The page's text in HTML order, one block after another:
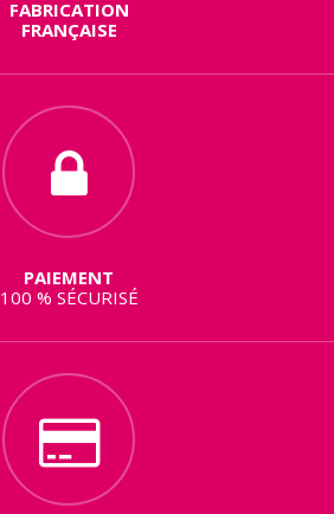
FABRICATION
FRANÇAISE
PAIEMENT
100 % SÉCURISÉ